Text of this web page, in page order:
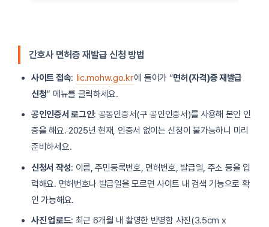
간호사 면허증 재발급 신청 방법
사이트 접속: lic.mohw.go.kr에 들어가 “면허(자격)증 재발급
신청” 메뉴를 클릭하세요.
공인인증서 로그인: 공동인증서(구 공인인증서)를 사용해 본인 인
증을 해요. 2025년 현재, 인증서 없이는 신청이 불가능하니 미리
준비하세요.
신청서 작성: 이름, 주민등록번호, 면허번호, 발급일, 주소 등을 입
력해요. 면허번호나 발급일을 모르면 사이트 내 검색 기능으로 확
인 가능해요.
사진 업로드: 최근 6개월 내 촬영한 반명함 사진(3.5cm x